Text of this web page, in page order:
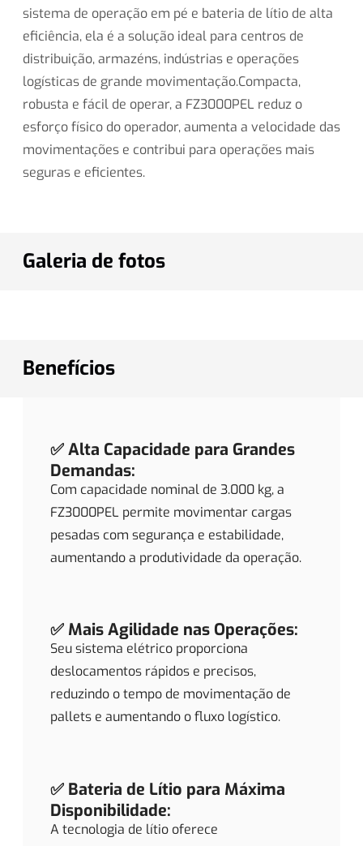
sistema de operação em pé e bateria de lítio de alta
eficiência, ela é a solução ideal para centros de
distribuição, armazéns, indústrias e operações
logísticas de grande movimentação.Compacta,
robusta e fácil de operar, a FZ3000PEL reduz o
esforço físico do operador, aumenta a velocidade das
movimentações e contribui para operações mais
seguras e eficientes.
Galeria de fotos
Benefícios
✅ Alta Capacidade para Grandes
Demandas:
Com capacidade nominal de 3.000 kg, a
FZ3000PEL permite movimentar cargas
pesadas com segurança e estabilidade,
aumentando a produtividade da operação.
✅ Mais Agilidade nas Operações:
Seu sistema elétrico proporciona
deslocamentos rápidos e precisos,
reduzindo o tempo de movimentação de
pallets e aumentando o fluxo logístico.
✅ Bateria de Lítio para Máxima
Disponibilidade:
A tecnologia de lítio oferece